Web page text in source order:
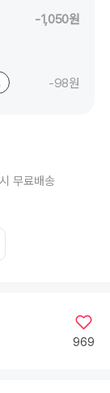
-1,050원
-98원
무료배송
969